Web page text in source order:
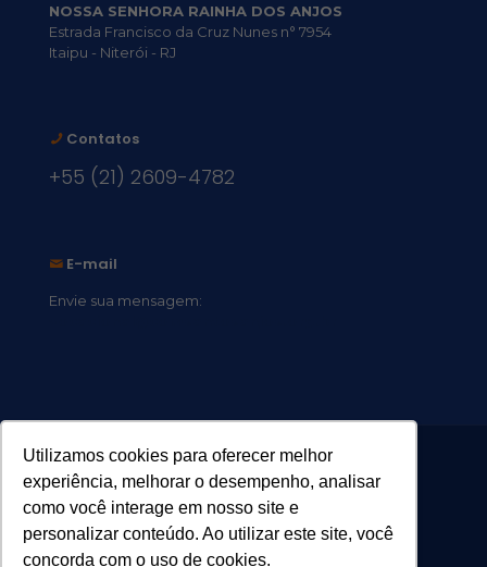
Utilizamos cookies para oferecer melhor
experiência, melhorar o desempenho, analisar
como você interage em nosso site e
personalizar conteúdo. Ao utilizar este site, você
concorda com o uso de cookies.
NOSSA SENHORA RAINHA DOS ANJOS
Estrada Francisco da Cruz Nunes n° 7954
Itaipu - Niterói - RJ
Contatos
+55 (21) 2609-4782
E-mail
Envie sua mensagem: